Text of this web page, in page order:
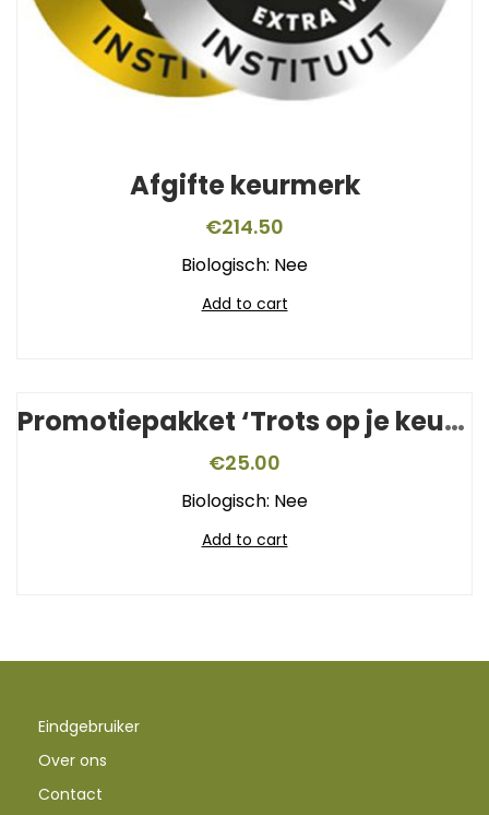
Afgifte keurmerk
€214.50
Biologisch: Nee
Add to cart
Promotiepakket ‘Trots op je keurmerk’
€25.00
Biologisch: Nee
Add to cart
Eindgebruiker
Over ons
Contact